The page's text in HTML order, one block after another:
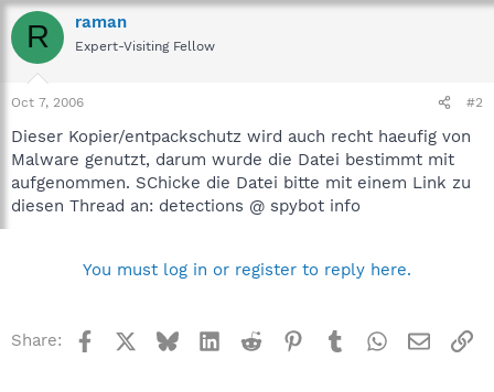
R raman
Expert-Visiting Fellow
Oct 7, 2006 #2
Dieser Kopier/entpackschutz wird auch recht haeufig von
Malware genutzt, darum wurde die Datei bestimmt mit
aufgenommen. SChicke die Datei bitte mit einem Link zu
diesen Thread an: detections @ spybot info
You must log in or register to reply here.
Share: Facebook BlueskyLinkedInReddit Pinterest
TumblrWhatsApp
Email